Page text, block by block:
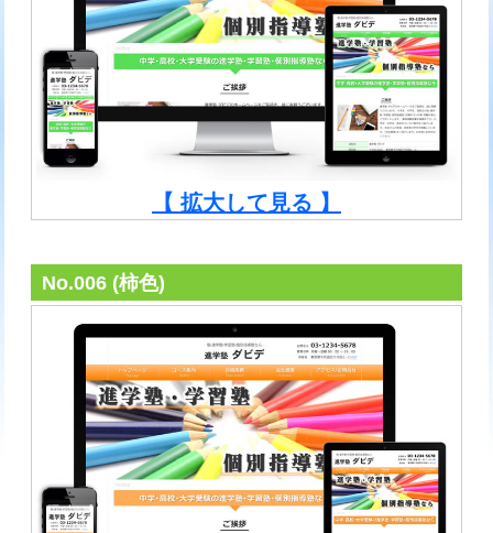
【 拡大して見る 】
No.006 (柿色)